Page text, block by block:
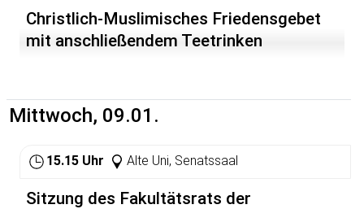
Christlich-Muslimisches Friedensgebet
mit anschließendem Teetrinken
Mittwoch, 09.01.
15.15 Uhr Alte Uni, Senatssaal
Sitzung des Fakultätsrats der